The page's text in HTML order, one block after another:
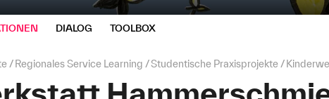
DIALOG TOOLBOX
Regionales Service Learning Studentische Praxisprojekte